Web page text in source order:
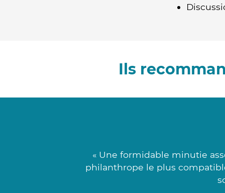
Ils
« Une formidable minutie
philanthrope le plus